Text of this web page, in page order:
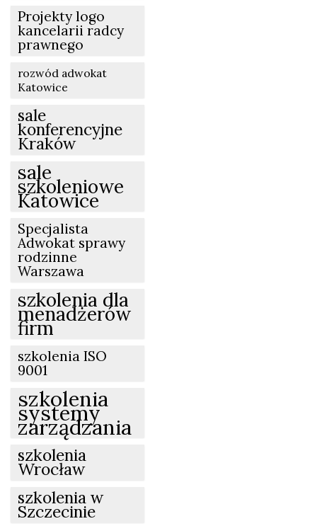
Projekty logo
kancelarii radcy
prawnego
rozwód adwokat
Katowice
sale
konferencyjne
Kraków
sale
szkoleniowe
Katowice
Specjalista
Adwokat sprawy
rodzinne
Warszawa
szkolenia dla
menadżerów
firm
szkolenia ISO
9001
szkolenia
systemy
zarządzania
szkolenia
Wrocław
szkolenia w
Szczecinie